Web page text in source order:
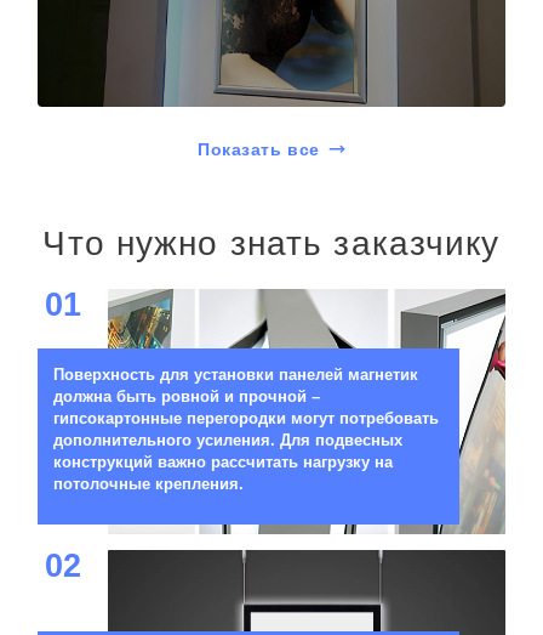
Показать все
Что нужно знать заказчику
01
Поверхность для установки панелей магнетик
должна быть ровной и прочной –
гипсокартонные перегородки могут потребовать
дополнительного усиления. Для подвесных
конструкций важно рассчитать нагрузку на
потолочные крепления.
02